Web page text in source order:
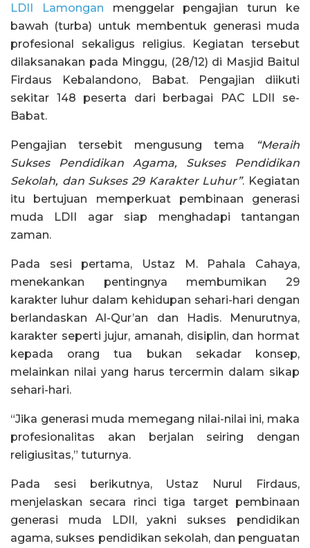
LDII Lamongan menggelar pengajian turun ke
bawah (turba) untuk membentuk generasi muda
profesional sekaligus religius. Kegiatan tersebut
dilaksanakan pada Minggu, (28/12) di Masjid Baitul
Firdaus Kebalandono, Babat. Pengajian diikuti
sekitar 148 peserta dari berbagai PAC LDII se-
Babat.
Pengajian tersebit mengusung tema
“Meraih
Sukses Pendidikan Agama, Sukses Pendidikan
Sekolah, dan Sukses 29 Karakter Luhur”. Kegiatan
itu bertujuan memperkuat pembinaan generasi
muda LDII agar siap menghadapi tantangan
zaman.
Pada sesi pertama, Ustaz M. Pahala Cahaya,
menekankan pentingnya membumikan 29
karakter luhur dalam kehidupan sehari-hari dengan
berlandaskan Al-Qur’an dan Hadis. Menurutnya,
karakter seperti jujur, amanah, disiplin, dan hormat
kepada orang tua bukan sekadar konsep,
melainkan nilai yang harus tercermin dalam sikap
sehari-hari.
“Jika generasi muda memegang nilai-nilai ini, maka
profesionalitas akan berjalan seiring dengan
religiusitas,” tuturnya.
Pada sesi berikutnya, Ustaz Nurul Firdaus,
menjelaskan secara rinci tiga target pembinaan
generasi muda LDII, yakni sukses pendidikan
agama, sukses pendidikan sekolah, dan penguatan